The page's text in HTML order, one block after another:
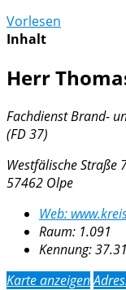
Vorlesen
Inhalt
Herr
Fachdienst Brand-
(FD 37)
Westfälische Straße
57462 Olpe
Web:
Raum: 1.091
Kennung:
Karte anzeigen